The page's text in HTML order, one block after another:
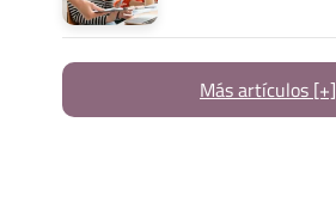
Más artículos [+]